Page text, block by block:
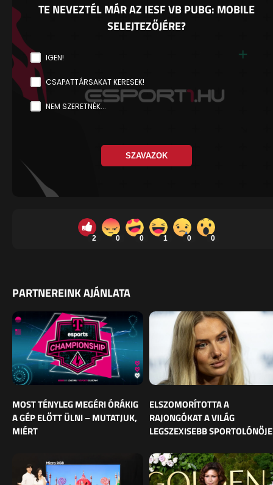
TE NEVEZTÉL MÁR AZ IESF VB PUBG: MOBILE
SELEJTEZŐJÉRE?
IGEN!
CSAPATTÁRSAKAT KERESEK!
NEM SZERETNÉK...
SZAVAZOK
2 0 0 1 0 0
PARTNEREINK AJÁNLATA
MOST TÉNYLEG MEGÉRI ÓRÁKIG
A GÉP ELŐTT ÜLNI – MUTATJUK,
MIÉRT
ELSZOMORÍTOTTA A
RAJONGÓKAT A VILÁG
LEGSZEXISEBB SPORTOLÓNŐJE